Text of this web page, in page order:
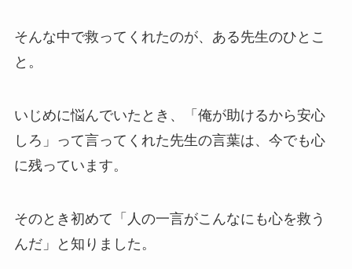
そんな中で救ってくれたのが、ある先生のひとこ
と。
いじめに悩んでいたとき、「俺が助けるから安心
しろ」って言ってくれた先生の言葉は、今でも心
に残っています。
そのとき初めて「人の一言がこんなにも心を救う
んだ」と知りました。